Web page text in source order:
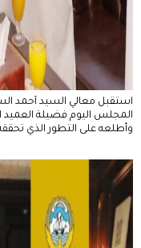
استقبل معالي السيد أحمد
المجلس اليوم فضيلة
وأطلعه على التطور الذي